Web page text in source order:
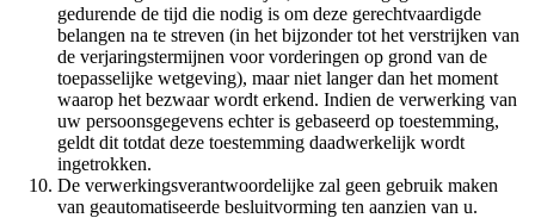
gedurende de tijd die nodig is om deze gerechtvaardigde
belangen na te streven (in het bijzonder tot het verstrijken van
de verjaringstermijnen voor vorderingen op grond van de
toepasselijke wetgeving), maar niet langer dan het moment
waarop het bezwaar wordt erkend. Indien de verwerking van
uw persoonsgegevens echter is gebaseerd op toestemming,
geldt dit totdat deze toestemming daadwerkelijk wordt
ingetrokken.
De verwerkingsverantwoordelijke zal geen gebruik maken
van geautomatiseerde besluitvorming ten aanzien van u.